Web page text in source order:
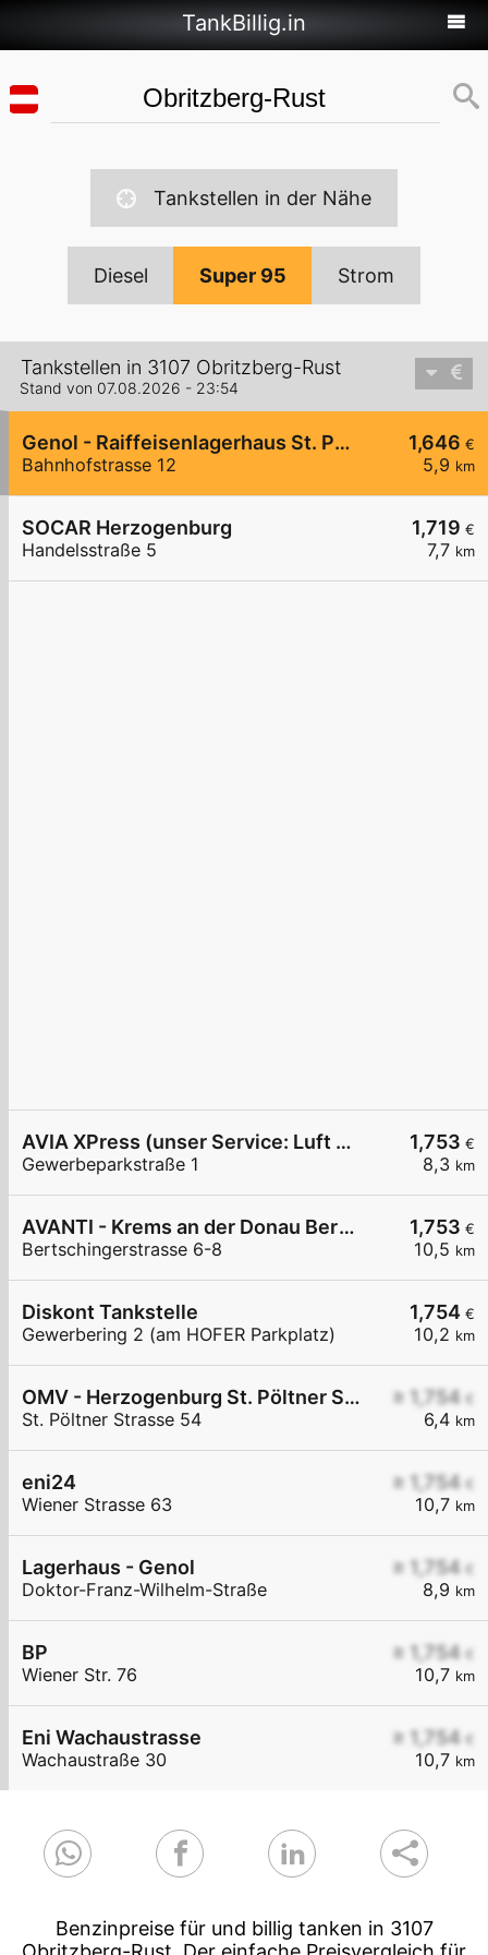
TankBillig.in
Tankstellen in der Nähe
Diesel Super 95 Strom
Tankstellen in 3107 Obritzberg-Rust
Stand von 07.08.2026 - 23:54
1,646 €
5,9 km
Genol - Raiffeisenlagerhaus St. Pölten
Bahnhofstrasse 12
1,719 €
7,7 km
SOCAR Herzogenburg
Handelsstraße 5
1,753 €
8,3 km
AVIA XPress (unser Service: Luft und Wasser)
Gewerbeparkstraße 1
1,753 €
10,5 km
AVANTI - Krems an der Donau Bertschingerstraße 6-8
Bertschingerstrasse 6-8
1,754 €
10,2 km
Diskont Tankstelle
Gewerbering 2 (am HOFER Parkplatz)
≥ 1,754 €
6,4 km
OMV - Herzogenburg St. Pöltner Straße 54
St. Pöltner Strasse 54
≥ 1,754 €
10,7 km
eni24
Wiener Strasse 63
≥ 1,754 €
8,9 km
Lagerhaus - Genol
Doktor-Franz-Wilhelm-Straße
≥ 1,754 €
10,7 km
BP
Wiener Str. 76
≥ 1,754 €
10,7 km
Eni Wachaustrasse
Wachaustraße 30
Benzinpreise für und billig tanken in 3107